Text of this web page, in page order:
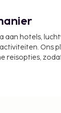
aan hotels,
Ons
reisopties,